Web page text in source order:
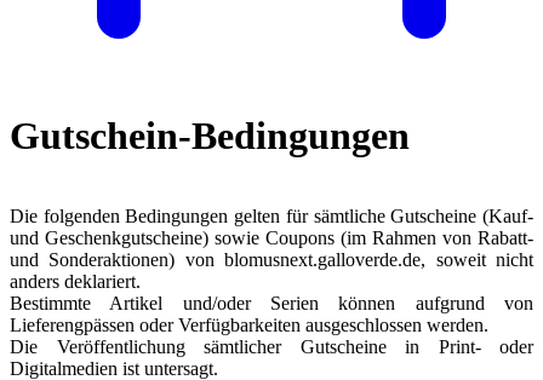
Gutschein-Bedingungen
Die folgenden Bedingungen gelten für sämtliche Gutscheine (Kauf-
und Geschenkgutscheine) sowie Coupons (im Rahmen von Rabatt-
und Sonderaktionen) von blomusnext.galloverde.de, soweit nicht
anders deklariert.
Bestimmte Artikel und/oder Serien können aufgrund von
Lieferengpässen oder Verfügbarkeiten ausgeschlossen werden.
Die Veröffentlichung sämtlicher Gutscheine in Print- oder
Digitalmedien ist untersagt.